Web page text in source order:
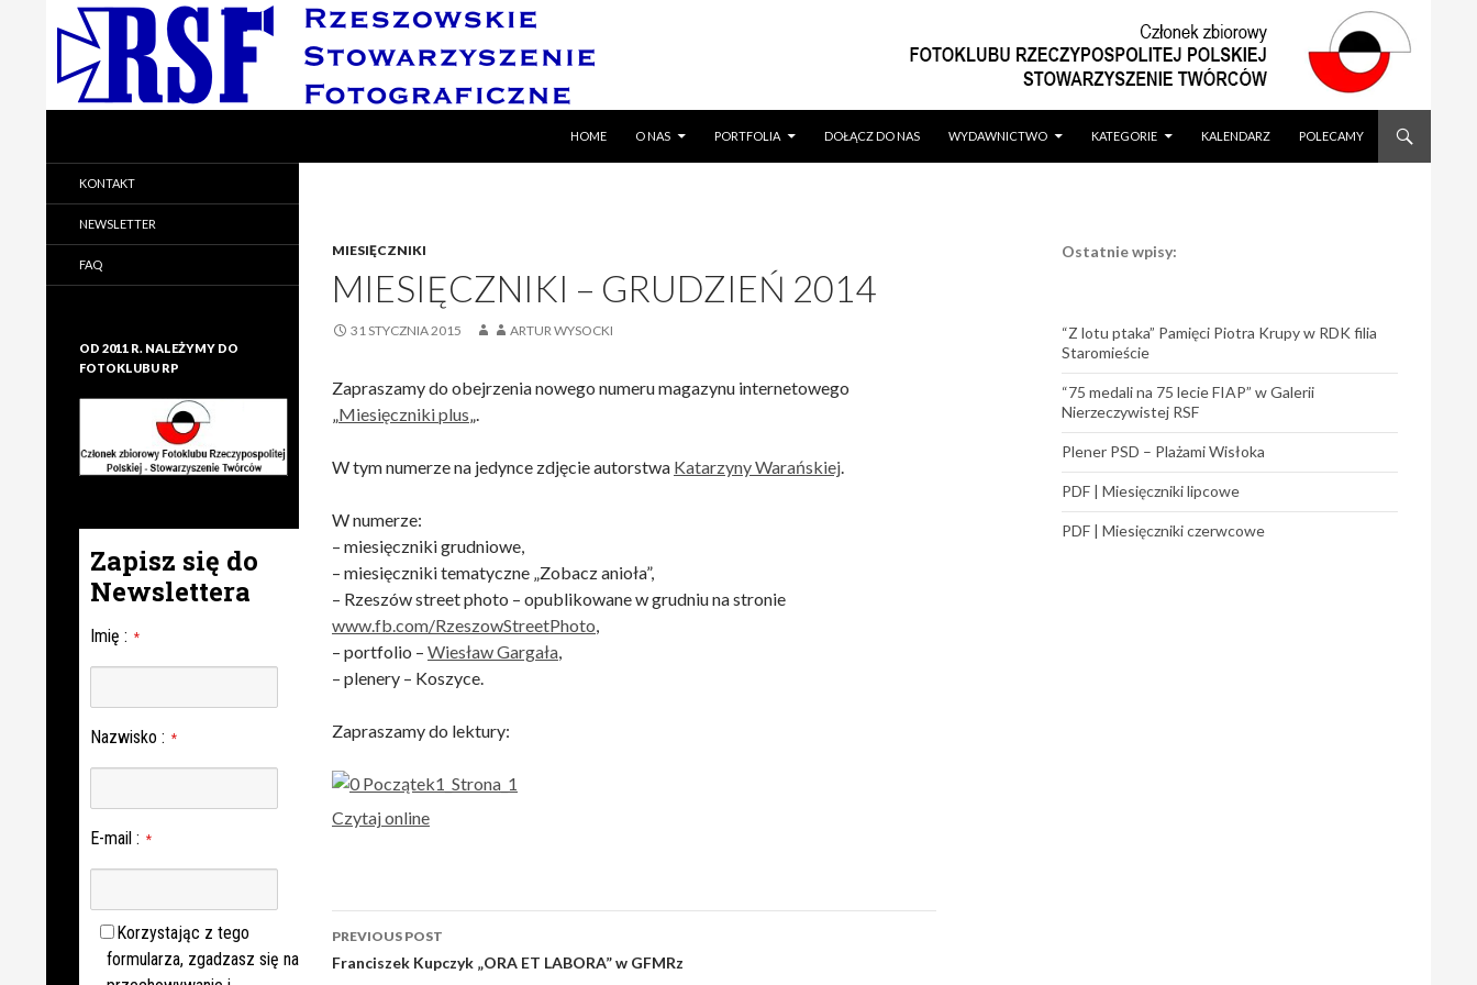
HOME
O NAS PORTFOLIA DOŁĄCZ DO NAS WYDAWNICTWO KATEGORIE KALENDARZ POLECAMY
MIESIĘCZNIKI
MIESIĘCZNIKI – GRUDZIEŃ 2014
31 STYCZNIA 2015 ARTUR WYSOCKI
Zapraszamy do obejrzenia nowego numeru magazynu internetowego
„Miesięczniki plus„.
W tym numerze na jedynce zdjęcie autorstwa Katarzyny Warańskiej.
W numerze:
– miesięczniki grudniowe,
– miesięczniki tematyczne „Zobacz anioła”,
– Rzeszów street photo – opublikowane w grudniu na stronie
www.fb.com/RzeszowStreetPhoto,
– portfolio – Wiesław Gargała,
– plenery – Koszyce.
Zapraszamy do lektury:
Czytaj online
Post
navigation
PREVIOUS POST
Franciszek Kupczyk „ORA ET LABORA” w GFMRz
Ostatnie wpisy:
“Z lotu ptaka” Pamięci Piotra Krupy w RDK filia
Staromieście
“75 medali na 75 lecie FIAP” w Galerii
Nierzeczywistej RSF
Plener PSD – Plażami Wisłoka
PDF | Miesięczniki lipcowe
PDF | Miesięczniki czerwcowe
Rzeszowskie Stowarzyszenie
Fotograficzne
KONTAKT
NEWSLETTER
FAQ
OD 2011 R. NALEŻYMY DO
FOTOKLUBU RP
Zapisz się do
Newslettera
Imię : *
Nazwisko : *
E-mail : *
Korzystając z tego
formularza, zgadzasz się na